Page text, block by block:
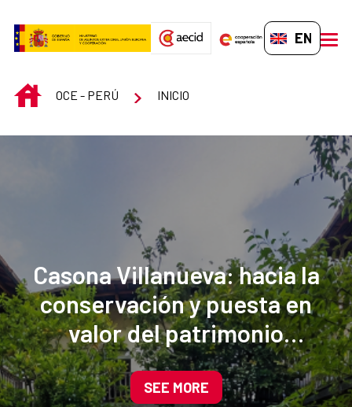
EN-GB
INICIOOCE - PERÚ INICIO
Casona Villanueva: hacia la
conservación y puesta en
valor del patrimonio
cultural del centro
histórico de Cajamarca
SEE MORE